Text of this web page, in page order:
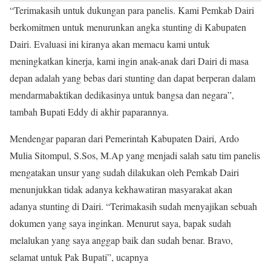
“Terimakasih untuk dukungan para panelis. Kami Pemkab Dairi
berkomitmen untuk menurunkan angka stunting di Kabupaten
Dairi. Evaluasi ini kiranya akan memacu kami untuk
meningkatkan kinerja, kami ingin anak-anak dari Dairi di masa
depan adalah yang bebas dari stunting dan dapat berperan dalam
mendarmabaktikan dedikasinya untuk bangsa dan negara”,
tambah Bupati Eddy di akhir paparannya.
Mendengar paparan dari Pemerintah Kabupaten Dairi, Ardo
Mulia Sitompul, S.Sos, M.Ap yang menjadi salah satu tim panelis
mengatakan unsur yang sudah dilakukan oleh Pemkab Dairi
menunjukkan tidak adanya kekhawatiran masyarakat akan
adanya stunting di Dairi. “Terimakasih sudah menyajikan sebuah
dokumen yang saya inginkan. Menurut saya, bapak sudah
melalukan yang saya anggap baik dan sudah benar. Bravo,
selamat untuk Pak Bupati”, ucapnya